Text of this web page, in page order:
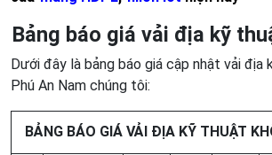
Bảng báo giá vải địa kỹ
Dưới đây là bảng báo giá cập nhật vải địa
Phú An Nam chúng tôi:
BẢNG BÁO GIÁ VẢI ĐỊA KỸ THUẬT